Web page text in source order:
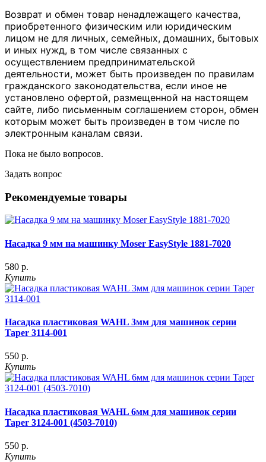
Возврат и обмен товар ненадлежащего качества,
приобретенного физическим или юридическим
лицом не для личных, семейных, домашних, бытовых
и иных нужд, в том числе связанных с
осуществлением предпринимательской
деятельности, может быть произведен по правилам
гражданского законодательства, если иное не
установлено офертой, размещенной на настоящем
сайте, либо письменным соглашением сторон, обмен
которым может быть произведен в том числе по
электронным каналам связи.
Пока не было вопросов.
Задать вопрос
Рекомендуемые товары
Насадка 9 мм на машинку Moser EasyStyle 1881-7020
580 р.
Купить
Насадка пластиковая WAHL 3мм для машинок серии
Taper 3114-001
550 р.
Купить
Насадка пластиковая WAHL 6мм для машинок серии
Taper 3124-001 (4503-7010)
550 р.
Купить